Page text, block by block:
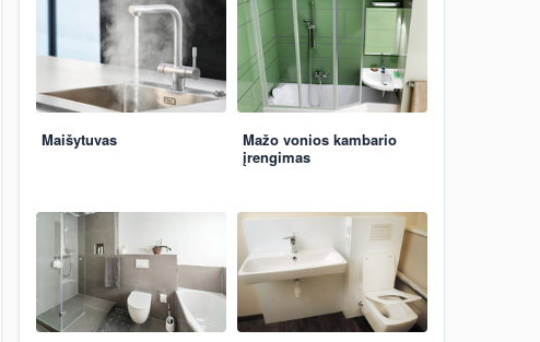
Maišytuvas
Mažo vonios kambario
įrengimas